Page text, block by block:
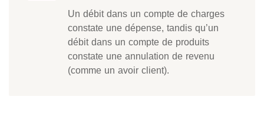
Un débit dans un compte de charges
constate une dépense, tandis qu’un
débit dans un compte de produits
constate une annulation de revenu
(comme un avoir client).